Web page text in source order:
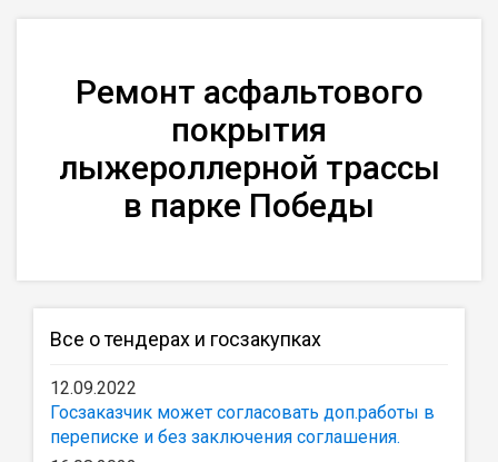
Ремонт асфальтового
покрытия
лыжероллерной трассы
в парке Победы
Все о тендерах и госзакупках
12.09.2022
Госзаказчик может согласовать доп.работы в
переписке и без заключения соглашения.